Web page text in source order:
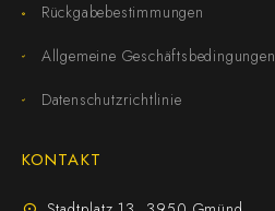
Rückgabebestimmungen
Allgemeine Geschäftsbedingungen
Datenschutzrichtlinie
KONTAKT